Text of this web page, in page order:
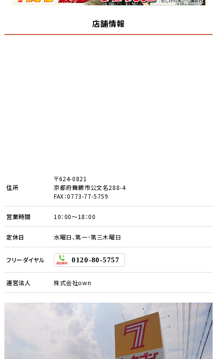
店舗情報
住所
〒624-0821
京都府舞鶴市公文名288-4
FAX：0773-77-5759
営業時間 10：00～18：00
定休日 水曜日、第一･第三木曜日
フリーダイヤル 0120-80-5757
運営法人 株式会社own